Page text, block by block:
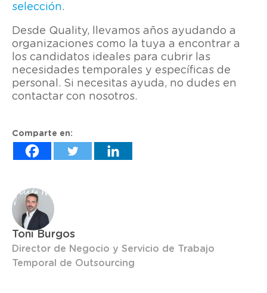
selección.
Desde Quality, llevamos años ayudando a
organizaciones como la tuya a encontrar a
los candidatos ideales para cubrir las
necesidades temporales y específicas de
personal. Si necesitas ayuda, no dudes en
contactar con nosotros.
Comparte en:
Toni Burgos
Director de Negocio y Servicio de Trabajo
Temporal de Outsourcing